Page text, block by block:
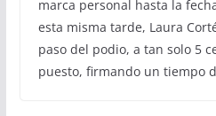
marca personal hasta la
esta misma tarde, Laura
paso del podio, a tan solo 5
puesto, firmando un tiempo